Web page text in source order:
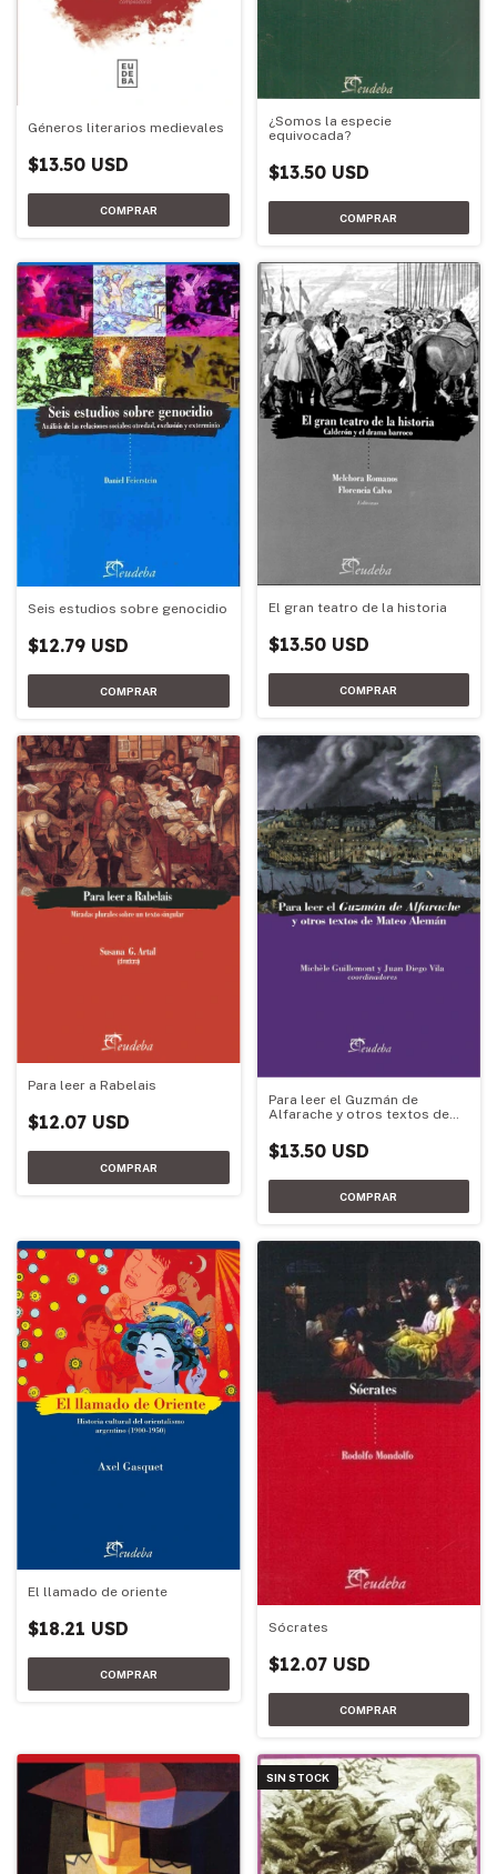
Géneros literarios medievales
$13.50 USD
¿Somos la especie
equivocada?
$13.50 USD
Seis estudios sobre genocidio
$12.79 USD
El gran teatro de la historia
$13.50 USD
Para leer a Rabelais
$12.07 USD
Para leer el Guzmán de
Alfarache y otros textos de
$13.50 USD
El llamado de oriente
$18.21 USD Sócrates
$12.07 USD
SIN STOCK